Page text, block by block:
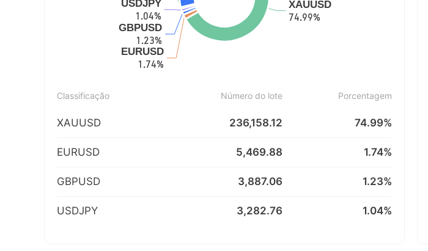
Classificação Número do lote Porcentagem
XAUUSD 236,158.12 74.99%
EURUSD 5,469.88 1.74%
GBPUSD 3,887.06 1.23%
USDJPY 3,282.76 1.04%